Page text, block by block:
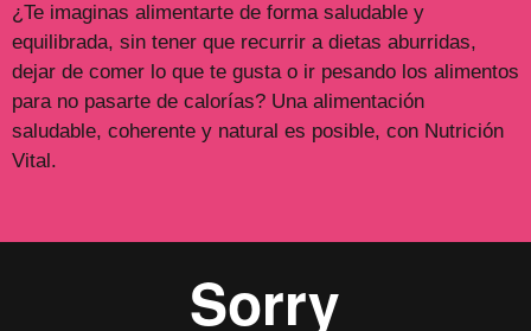
¿Te imaginas alimentarte de forma saludable y
equilibrada, sin tener que recurrir a dietas aburridas,
dejar de comer lo que te gusta o ir pesando los alimentos
para no pasarte de calorías? Una alimentación
saludable, coherente y natural es posible, con Nutrición
Vital.